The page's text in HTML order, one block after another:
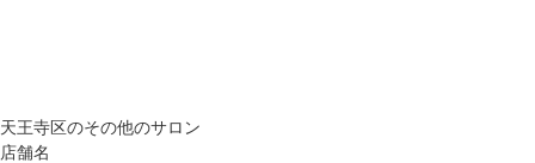
天王寺区のその他のサロン
店舗名